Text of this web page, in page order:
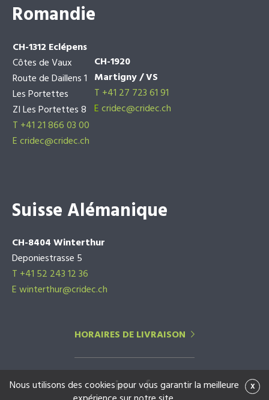
Romandie
CH-1312 Eclépens
Côtes de Vaux
Route de Daillens 1
Les Portettes
ZI Les Portettes 8
T +41 21 866 03 00
Ecridec@cridec.ch
CH-1920
Martigny / VS
T +41 27 723 61 91
Ecridec@cridec.ch
Suisse Alémanique
CH-8404 Winterthur
Deponiestrasse 5
T +41 52 243 12 36
E winterthur@cridec.ch
HORAIRES DE LIVRAISON
x
Nous utilisons des cookies pour vous garantir la meilleure